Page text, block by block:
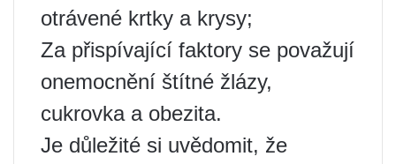
otrávené krtky a krysy;
Za přispívající faktory se považují
onemocnění štítné žlázy,
cukrovka a obezita.
Je důležité si uvědomit, že